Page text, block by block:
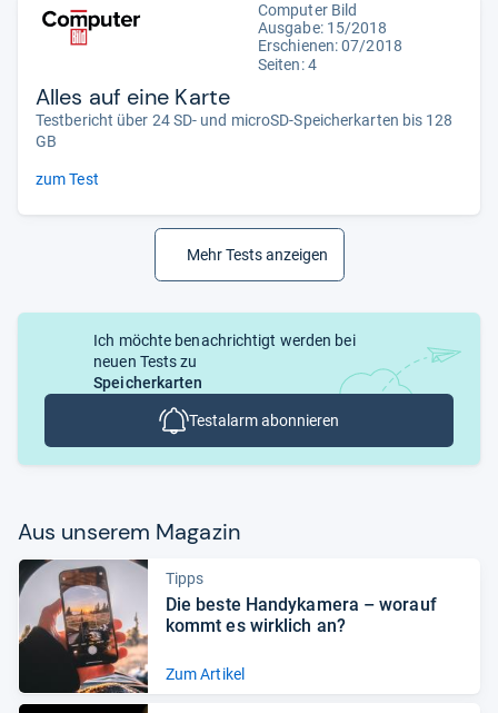
Computer Bild
Ausgabe: 15/2018
Erschienen: 07/2018
Seiten: 4
Alles auf eine Karte
Testbericht über 24 SD- und microSD-Speicherkarten bis 128
GB
zum Test
Mehr Tests anzeigen
Ich möchte benachrichtigt werden bei
neuen Tests zu
Speicherkarten
Testalarm abonnieren
Aus unse­rem Maga­zin
Tipps
Die beste Han­dy­ka­mera – wor­auf
kommt es wirk­lich an?
Zum Artikel